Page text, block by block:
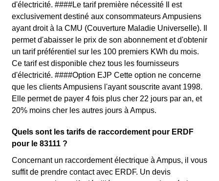
d'électricité. ####Le tarif première nécessité Il est
exclusivement destiné aux consommateurs Ampusiens
ayant droit à la CMU (Couverture Maladie Universelle). Il
permet d'abaisser le prix de son abonnement et d'obtenir
un tarif préférentiel sur les 100 premiers KWh du mois.
Ce tarif est disponible chez tous les fournisseurs
d'électricité. ####Option EJP Cette option ne concerne
que les clients Ampusiens l'ayant souscrite avant 1998.
Elle permet de payer 4 fois plus cher 22 jours par an, et
20% moins cher les autres jours à Ampus.
Quels sont les tarifs de raccordement pour ERDF
pour le 83111 ?
Concernant un raccordement électrique à Ampus, il vous
suffit de prendre contact avec ERDF. Un devis